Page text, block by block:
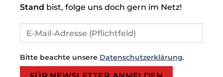
Stand bist, folge uns doch gern im Netz!
Bitte beachte unsere Datenschutzerklärung.
Bitte lasse dieses Feld leer.
Bitte lasse dieses Feld leer.